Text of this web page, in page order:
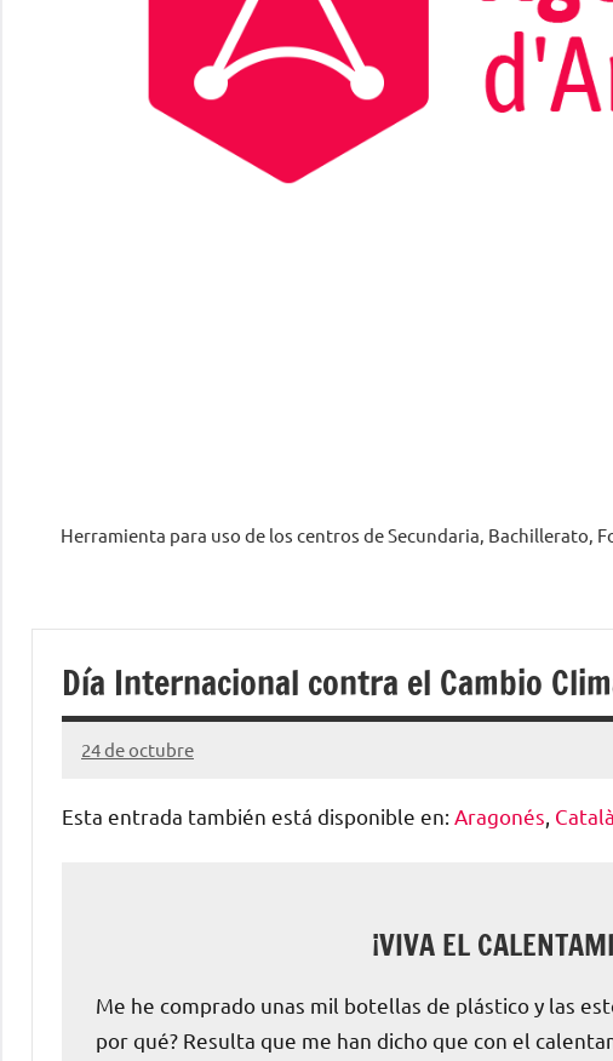
Agenda
escolar
digital
de
Aragón
Herramienta para uso de los centros de Secundaria, Bachillerato,
Día Internacional contra el Cambio
24 de octubre
Santiago
Subirá
Esta entrada también está disponible en: Aragonés Català
¡VIVA EL
Me he comprado unas mil botellas de plástico y las
por qué? Resulta que me han dicho que con el